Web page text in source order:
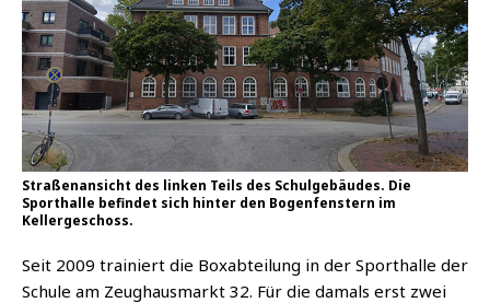
Straßenansicht des linken Teils des Schulgebäudes. Die
Sporthalle befindet sich hinter den Bogenfenstern im
Kellergeschoss.
Seit 2009 trai­niert die Box­ab­tei­lung in der Sport­hal­le der
Schu­le am Zeug­haus­markt 32. Für die damals erst zwei